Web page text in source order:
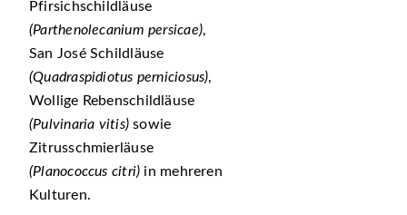
Pfirsichschildläuse
(Parthenolecanium persicae),
San José Schildläuse
(Quadraspidiotus perniciosus),
Wollige Rebenschildläuse
(Pulvinaria vitis)sowie
Zitrusschmierläuse
(Planococcus citri) in mehreren
Kulturen.